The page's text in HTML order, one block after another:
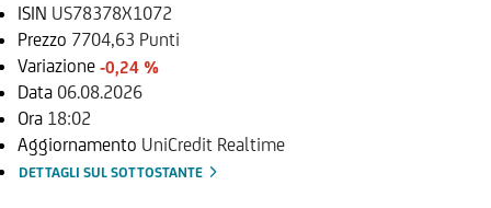
ISIN US78378X1072
Prezzo 7704,63 Punti
Variazione -0,24 %
Data 06.08.2026
Ora 18:02
Aggiornamento UniCredit Realtime
DETTAGLI SUL SOTTOSTANTE